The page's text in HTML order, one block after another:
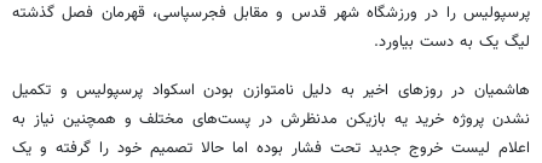
پرسپولیس را در ورزشگاه شهر قدس و مقابل فجرسپاسی، قهرمان فصل گذشته
لیگ یک به دست بیاورد.
هاشمیان در روزهای اخیر به دلیل نامتوازن بودن اسکواد پرسپولیس و تکمیل
نشدن پروژه‌ خرید یه بازیکن مدنظرش در پست‌های مختلف و همچنین نیاز به
اعلام لیست خروج جدید تحت فشار بوده اما حالا تصمیم خود را گرفته و یک